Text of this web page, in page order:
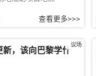
查看更多>>>
议场
新，该向巴黎学什